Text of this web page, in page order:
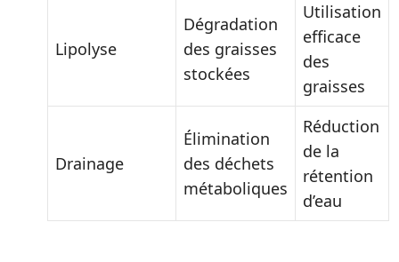
Lipolyse
Dégradation
des graisses
stockées
Utilisation
efficace
des
graisses
Drainage
Élimination
des déchets
métaboliques
Réduction
de la
rétention
d’eau